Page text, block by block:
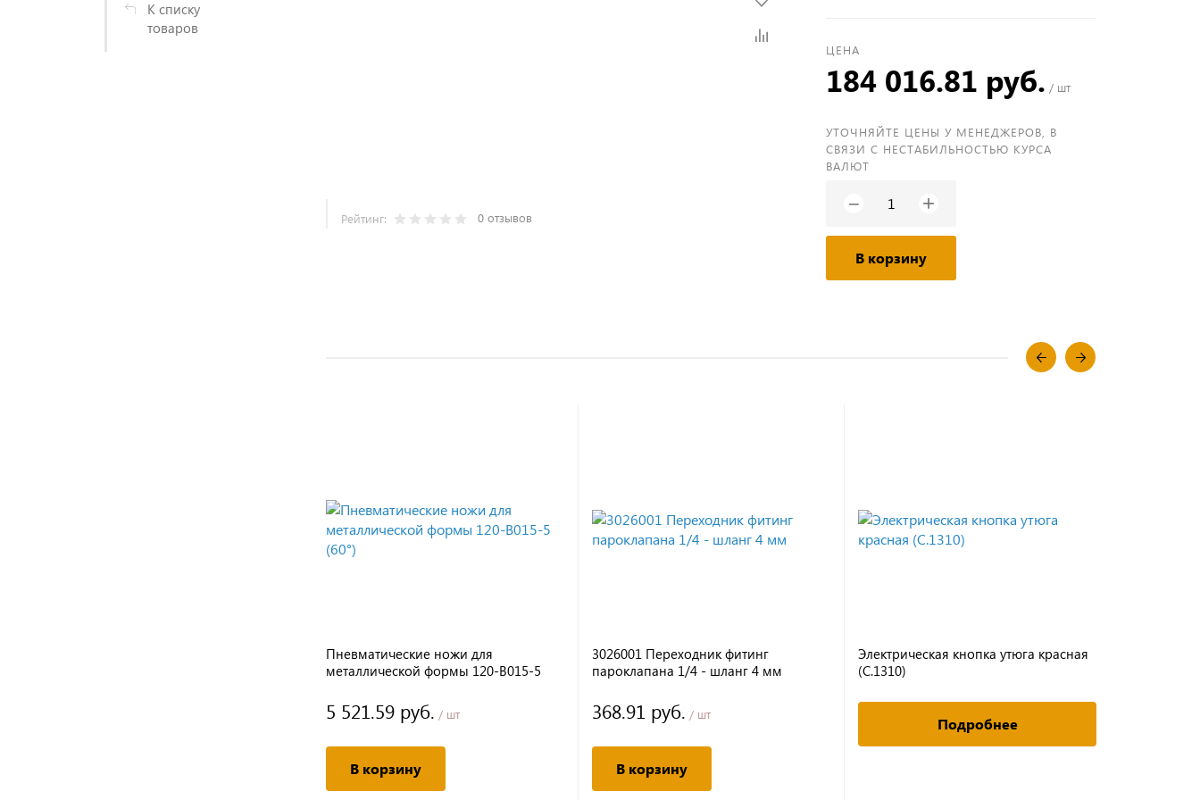
К списку
товаров
Рейтинг: 0 отзывов
ЦЕНА
184 016.81 руб. / шт
УТОЧНЯЙТЕ ЦЕНЫ У МЕНЕДЖЕРОВ, В
СВЯЗИ С НЕСТАБИЛЬНОСТЬЮ КУРСА
ВАЛЮТ
− +
В корзину
Пневматические ножи для
металлической формы 120-B015-5
5 521.59 руб. / шт
В корзину
3026001 Переходник фитинг
пароклапана 1/4 - шланг 4 мм
368.91 руб. / шт
В корзину
Электрическая кнопка утюга красная
(С.1310)
Подробнее